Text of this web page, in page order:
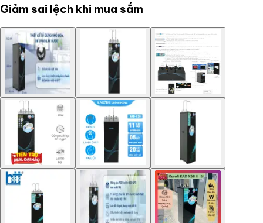
Giảm sai lệch khi mua sắm